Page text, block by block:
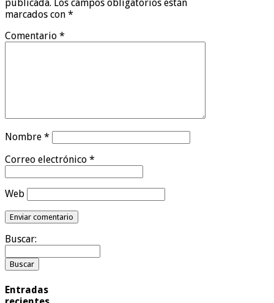
publicada. Los campos obligatorios están
marcados con *
Comentario *
Nombre *
Correo electrónico *
Web
Buscar:
Entradas